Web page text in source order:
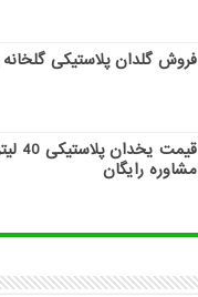
فروش گلدان پلاستیکی
مشاوره رایگان